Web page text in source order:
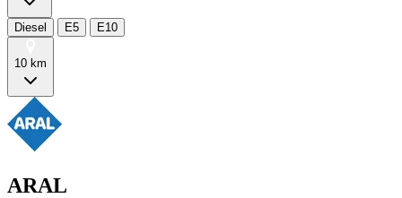
Diesel E5 E10
10 km
ARAL